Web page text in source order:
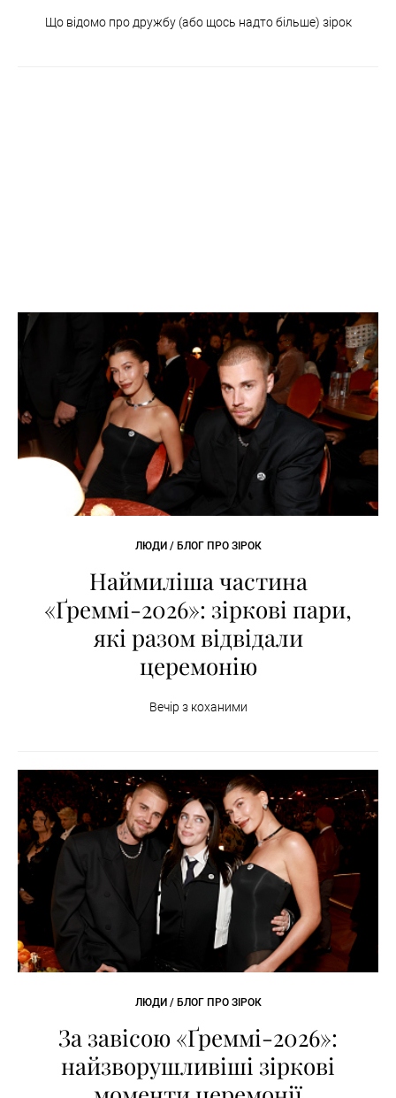
Що відомо про дружбу (або щось надто більше) зірок
ЛЮДИ / БЛОГ ПРО ЗІРОК
Наймиліша частина
«Ґреммі-2026»: зіркові пари,
які разом відвідали
церемонію
Вечір з коханими
ЛЮДИ / БЛОГ ПРО ЗІРОК
За завісою «Ґреммі-2026»:
найзворушливіші зіркові